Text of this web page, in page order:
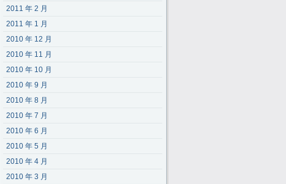
2011 年 2 月
2011 年 1 月
2010 年 12 月
2010 年 11 月
2010 年 10 月
2010 年 9 月
2010 年 8 月
2010 年 7 月
2010 年 6 月
2010 年 5 月
2010 年 4 月
2010 年 3 月